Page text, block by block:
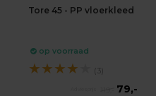
Tore 45 - PP vloerkleed
op voorraad
★★★★ (3)
79,-